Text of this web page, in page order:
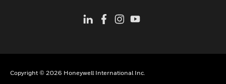
Copyright © 2026 Honeywell International Inc.